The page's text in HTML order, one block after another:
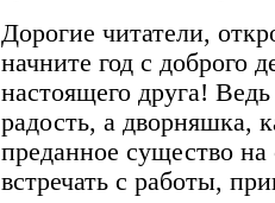
Дорогие читатели,
начните год с доброго
настоящего друга!
радость, а дворняшка,
преданное существо на
встречать с работы,